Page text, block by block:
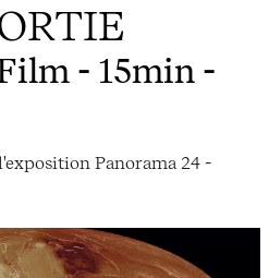
- 15min -
Panorama 24 -